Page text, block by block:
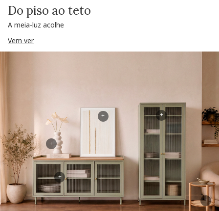
Do piso ao teto
A meia-luz acolhe
Vem ver
+
+
+
+
+